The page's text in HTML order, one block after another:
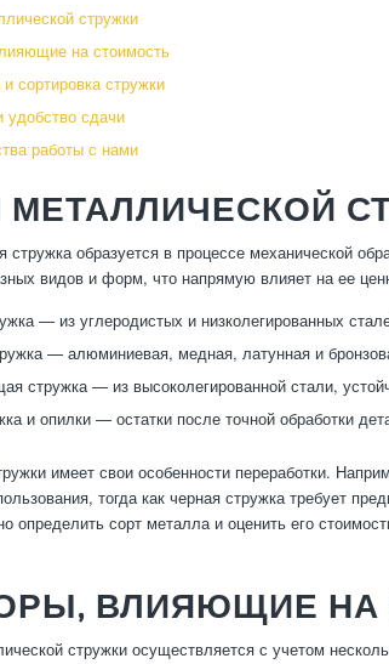
стружки
на стоимость
сортировка стружки
удобство сдачи
работы с нами
стружка образуется в процессе механической
видов и форм, что напрямую влияет на ее
— из углеродистых и низколегированных
— алюминиевая, медная, латунная и
стружка — из высоколегированной стали,
и опилки — остатки после точной обработки
имеет свои особенности переработки.
тогда как черная стружка требует
определить сорт металла и оценить его
ВЛИЯЮЩИЕ НА
стружки осуществляется с учетом